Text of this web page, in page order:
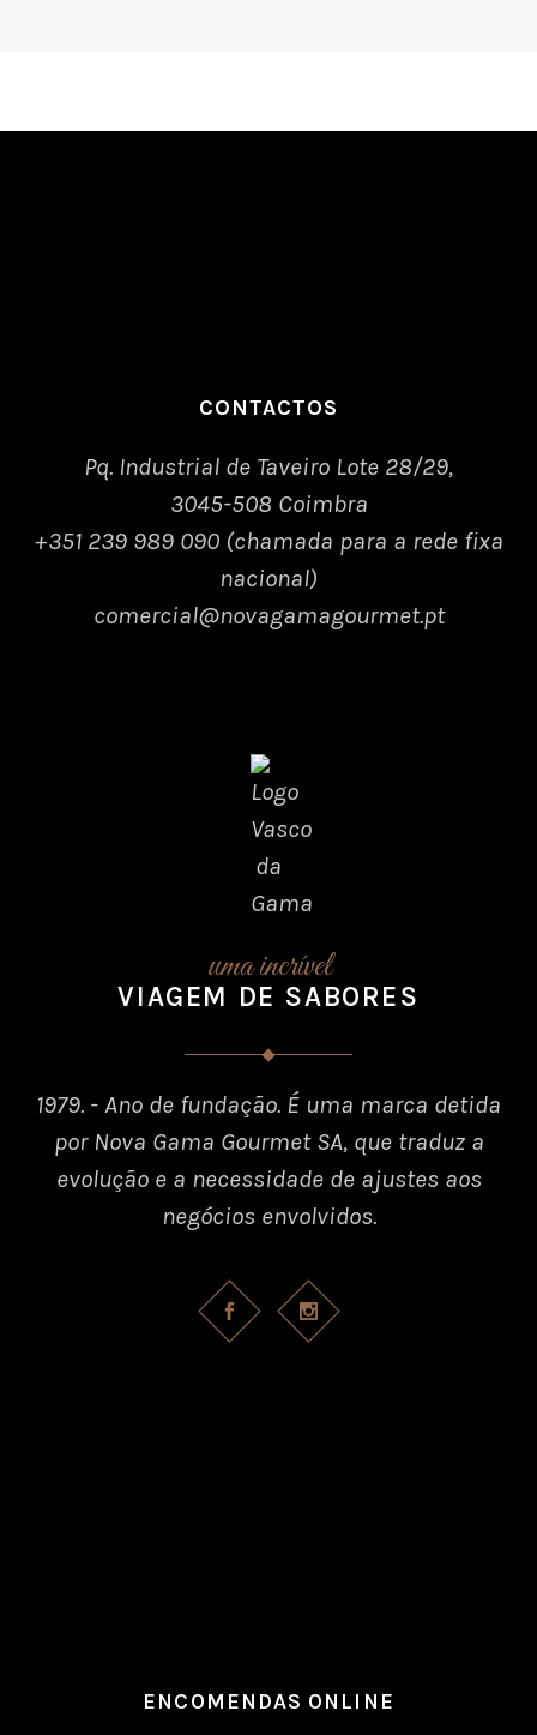
CONTACTOS
Pq. Industrial de Taveiro Lote 28/29,
3045-508 Coimbra
+351 239 989 090 (chamada para a rede fixa
nacional)
comercial@novagamagourmet.pt
uma incrível
VIAGEM DE SABORES
1979. - Ano de fundação. É uma marca detida
por Nova Gama Gourmet SA, que traduz a
evolução e a necessidade de ajustes aos
negócios envolvidos.
ENCOMENDAS ONLINE